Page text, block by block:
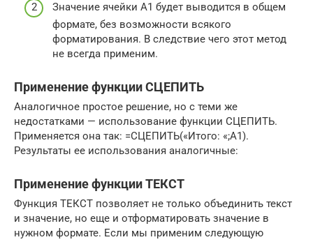
Значение ячейки A1 будет выводится в общем
формате, без возможности всякого
форматирования. В следствие чего этот метод
не всегда применим.
Применение функции СЦЕПИТЬ
Аналогичное простое решение, но с теми же
недостатками — использование функции СЦЕПИТЬ.
Применяется она так: =СЦЕПИТЬ(«Итого: «;A1).
Результаты ее использования аналогичные:
Применение функции ТЕКСТ
Функция ТЕКСТ позволяет не только объединить текст
и значение, но еще и отформатировать значение в
нужном формате. Если мы применим следующую